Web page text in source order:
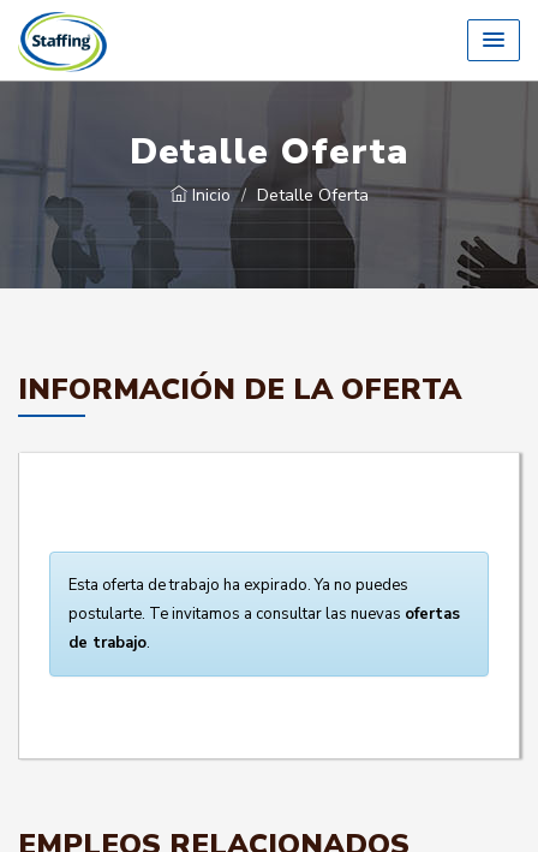
Detalle Oferta
Inicio Detalle Oferta
INFORMACIÓN DE LA OFERTA
Esta oferta de trabajo ha expirado. Ya no puedes
postularte. Te invitamos a consultar las nuevas ofertas
de trabajo.